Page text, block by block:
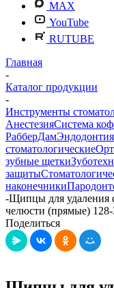
MAX
YouTube
RUTUBE
Главная
-
Каталог продукции
-
Инструменты
АнестезияСистема
РабберДамЭндодонтия
стоматологические
зубные щетки
защиты
наконечники
-Щипцы для удаления
челюсти (прямые) 128-
Поделиться